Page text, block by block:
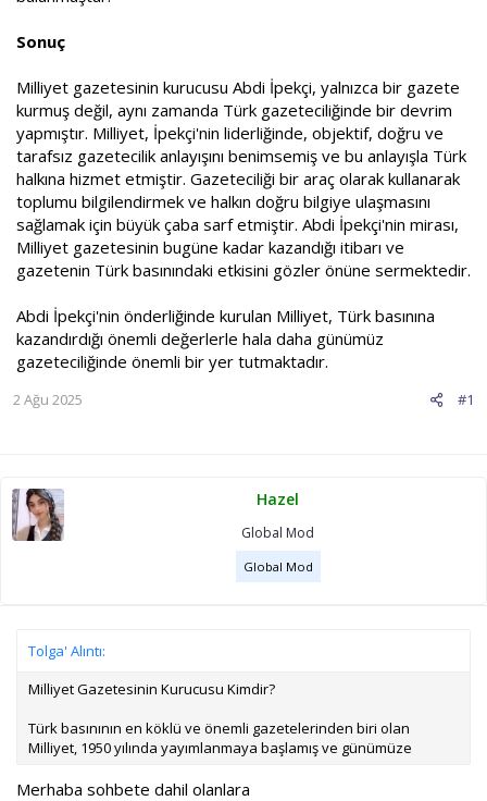
Sonuç
Milliyet gazetesinin kurucusu Abdi İpekçi, yalnızca bir gazete
kurmuş değil, aynı zamanda Türk gazeteciliğinde bir devrim
yapmıştır. Milliyet, İpekçi'nin liderliğinde, objektif, doğru ve
tarafsız gazetecilik anlayışını benimsemiş ve bu anlayışla Türk
halkına hizmet etmiştir. Gazeteciliği bir araç olarak kullanarak
toplumu bilgilendirmek ve halkın doğru bilgiye ulaşmasını
sağlamak için büyük çaba sarf etmiştir. Abdi İpekçi'nin mirası,
Milliyet gazetesinin bugüne kadar kazandığı itibarı ve
gazetenin Türk basınındaki etkisini gözler önüne sermektedir.
Abdi İpekçi'nin önderliğinde kurulan Milliyet, Türk basınına
kazandırdığı önemli değerlerle hala daha günümüz
gazeteciliğinde önemli bir yer tutmaktadır.
#1
2 Ağu 2025
Hazel
Global Mod
Global Mod
Tolga' Alıntı:
Milliyet Gazetesinin Kurucusu Kimdir?
Türk basınının en köklü ve önemli gazetelerinden biri olan
Milliyet, 1950 yılında yayımlanmaya başlamış ve günümüze
Merhaba sohbete dahil olanlara